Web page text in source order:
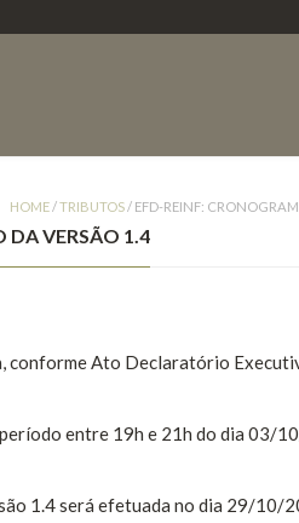
HOME/TRIBUTOS/ EFD-REINF:
DA VERSÃO 1.4
Ato Declaratório
entre 19h e 21h do dia 03/
1.4 será efetuada no dia 29/10/